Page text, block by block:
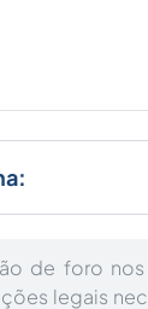
de foro
legais